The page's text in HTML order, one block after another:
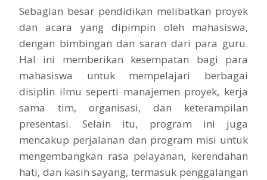
Sebagian besar pendidikan melibatkan proyek
dan acara yang dipimpin oleh mahasiswa,
dengan bimbingan dan saran dari para guru.
Hal ini memberikan kesempatan bagi para
mahasiswa untuk mempelajari berbagai
disiplin ilmu seperti manajemen proyek, kerja
sama tim, organisasi, dan keterampilan
presentasi. Selain itu, program ini juga
mencakup perjalanan dan program misi untuk
mengembangkan rasa pelayanan, kerendahan
hati, dan kasih sayang, termasuk penggalangan